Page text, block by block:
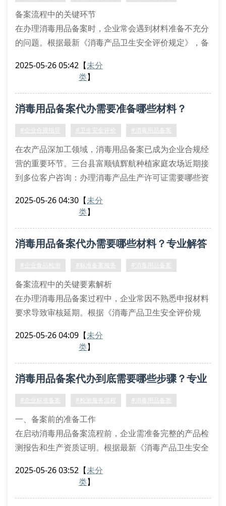
检测方案制定：包含微生物杀灭试验和理
备案流程中的关键环节
在办理消毒用品备案时，企业常会遇到材料准备不充分
的问题。根据最新《消毒产品卫生安全评价规定》，备
报告三份核心文件。值得注意的是，消毒剂的有效成分
备案申请表填写规范（需加盖企业公章）
产品检测报告有效期（不超过12个月）
2025-05-26 05:42 【未分
类】
消毒用品备案代办需要准备哪些材料？
#企业合规指导 #卫生安全评价 #消毒用品备案
在农产品深加工领域，消毒用品备案已成为企业合规经
营的重要环节。三台县富顺镇辉航种植家庭农场近期接
到多位客户咨询：办理消毒产品生产许可证需要哪些资
备案申报流程是否存在地域差异？
提供消毒产品生产企业卫生许可证复印件、消毒产品卫
生安全评价报告模板、产品配方表及原料检验报告单。
2025-05-26 04:30 【未分
类】
消毒用品备案代办需要哪些材料？专业解答
助您快速通过审核
#企业食品检测 #标准备案服务 #消毒用品备案
备案流程中的关键要素解析
在办理消毒用品备案过程中，企业常因不熟悉申报材料
要求导致审核延期。根据《消毒产品卫生安全评价规
检测报告及配方成分表。值得注意的是，消毒剂备案有
近期监管部门抽查发现，约35%的备案申请因微生物检
测不合格被退回。专业代办机构会提前指导客户完成重
2025-05-26 04:09 【未分
类】
消毒用品备案代办到底需要哪些步骤？专业
指南来了！
#企业标准备案 #检测服务流程 #消毒用品备案
一、备案前的准备工作
在启动消毒用品备案流程前，企业需准备完整的产品检
测报告和生产资质证明。根据最新《消毒产品卫生安全
备案申报材料，特别注意要准备符合要求的毒理学检测
2025-05-26 03:52 【未分
类】